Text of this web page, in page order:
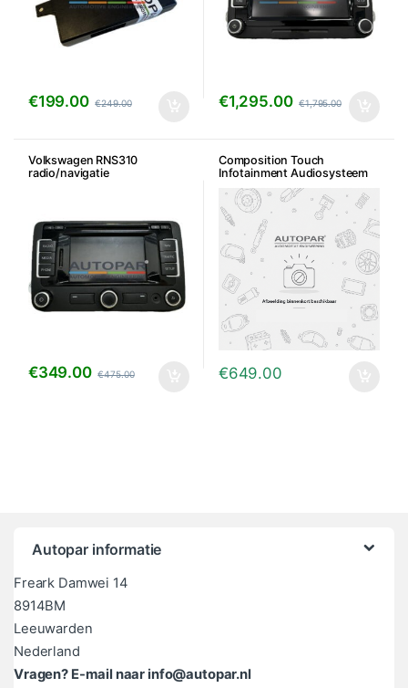
€199.00 €249.00 €1,295.00 €1,795.00
Volkswagen RNS310
radio/navigatie
€349.00 €475.00
Composition Touch
Infotainment Audiosysteem
€649.00
Autopar informatie
Freark Damwei 14
8914BM
Leeuwarden
Nederland
Vragen? E-mail naar info@autopar.nl